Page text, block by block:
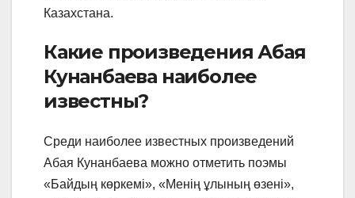
Казахстана.
Какие произведения Абая
Кунанбаева наиболее
известны?
Среди наиболее известных произведений
Абая Кунанбаева можно отметить поэмы
«Байдың көркемі», «Менің ұлының өзені»,